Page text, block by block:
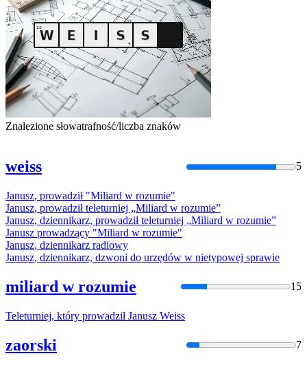
Znalezione słowatrafność/liczba znaków
weiss 5
Janusz, prowadził"Miliard w rozumie"
Janusz, prowadziłteleturniej „Miliard w rozumie”
Janusz, dziennikarz, prowadziłteleturniej „Miliard w rozumie”
Janusz prowadzący "Miliard w rozumie"
Janusz, dziennikarz radiowy
Janusz, dziennikarz, dzwoni do urzędów w nietypowej sprawie
miliard w rozumie 15
Teleturniej, który prowadził Janusz Weiss
zaorski 7